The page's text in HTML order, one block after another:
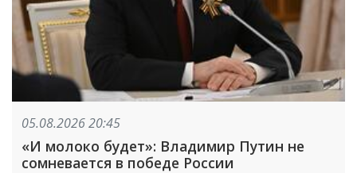
05.08.2026 20:45
«И молоко будет»: Владимир Путин не
сомневается в победе России